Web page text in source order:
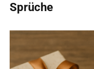
Sprüche